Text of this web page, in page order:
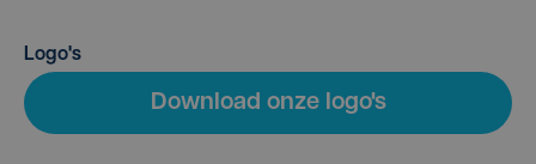
Logo's
Download onze logo's